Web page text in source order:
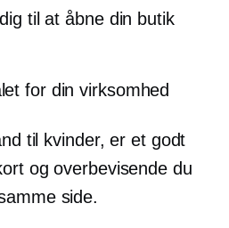
til at åbne din butik
for din virksomhed
til kvinder, er et godt
og overbevisende du
side.